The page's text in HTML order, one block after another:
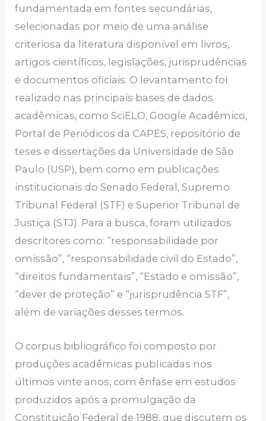
fundamentada em fontes secundárias,
selecionadas por meio de uma análise
criteriosa da literatura disponível em livros,
artigos científicos, legislações, jurisprudências
e documentos oficiais. O levantamento foi
realizado nas principais bases de dados
acadêmicas, como SciELO, Google Acadêmico,
Portal de Periódicos da CAPES, repositório de
teses e dissertações da Universidade de São
Paulo (USP), bem como em publicações
institucionais do Senado Federal, Supremo
Tribunal Federal (STF) e Superior Tribunal de
Justiça (STJ). Para a busca, foram utilizados
descritores como: “responsabilidade por
omissão”, “responsabilidade civil do Estado”,
“direitos fundamentais”, “Estado e omissão”,
“dever de proteção” e “jurisprudência STF”,
além de variações desses termos.
O corpus bibliográfico foi composto por
produções acadêmicas publicadas nos
últimos vinte anos, com ênfase em estudos
produzidos após a promulgação da
Constituição Federal de 1988, que discutem os